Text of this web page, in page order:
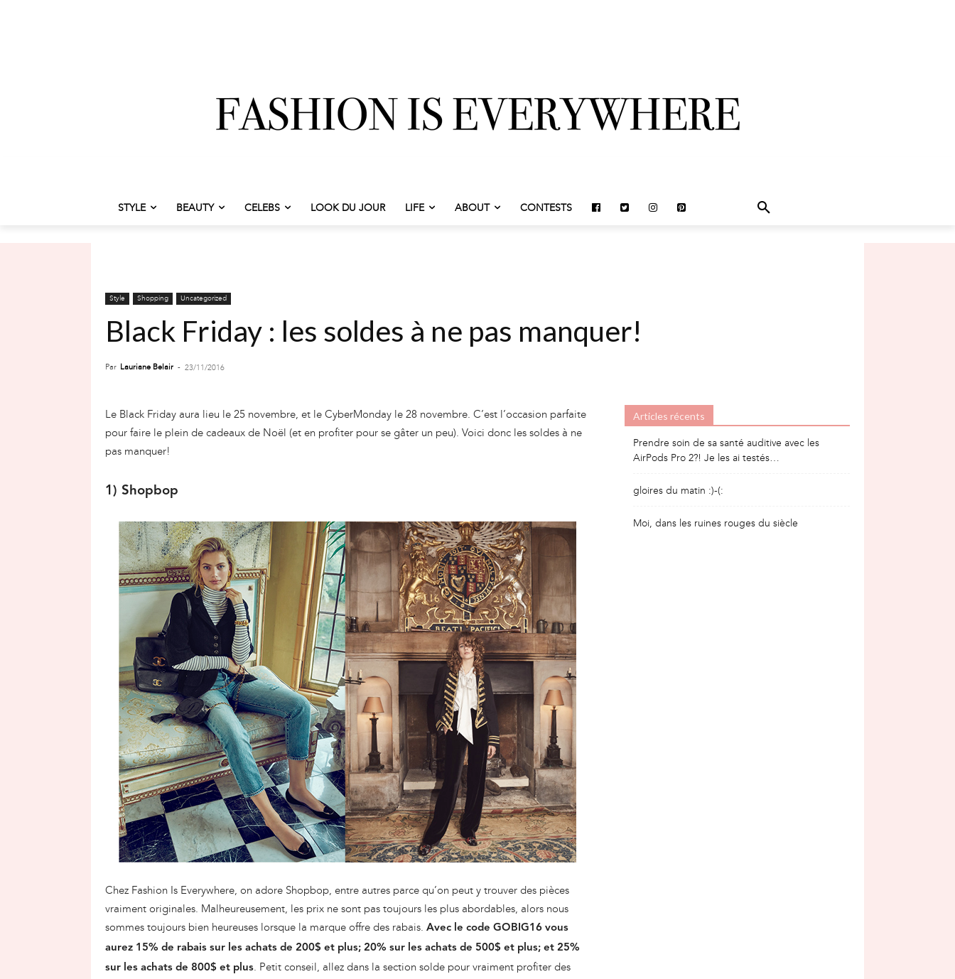
STYLE BEAUTY CELEBS LOOK DU JOUR LIFE ABOUT CONTESTS
Style Shopping Uncategorized
Black Friday : les soldes à ne pas manquer!
Par Lauriane Belair - 23/11/2016
Le Black Friday aura lieu le 25 novembre, et le CyberMonday le 28 novembre. C’est l’occasion parfaite
pour faire le plein de cadeaux de Noël (et en profiter pour se gâter un peu). Voici donc les soldes à ne
pas manquer!
1) Shopbop
Chez Fashion Is Everywhere, on adore Shopbop, entre autres parce qu’on peut y trouver des pièces
vraiment originales. Malheureusement, les prix ne sont pas toujours les plus abordables, alors nous
sommes toujours bien heureuses lorsque la marque offre des rabais. Avec le code GOBIG16 vous
aurez 15% de rabais sur les achats de 200$ et plus; 20% sur les achats de 500$ et plus; et 25%
sur les achats de 800$ et plus. Petit conseil, allez dans la section solde pour vraiment profiter des
Articles récents
Prendre soin de sa santé auditive avec les
AirPods Pro 2?! Je les ai testés…
gloires du matin :)-(:
Moi, dans les ruines rouges du siècle